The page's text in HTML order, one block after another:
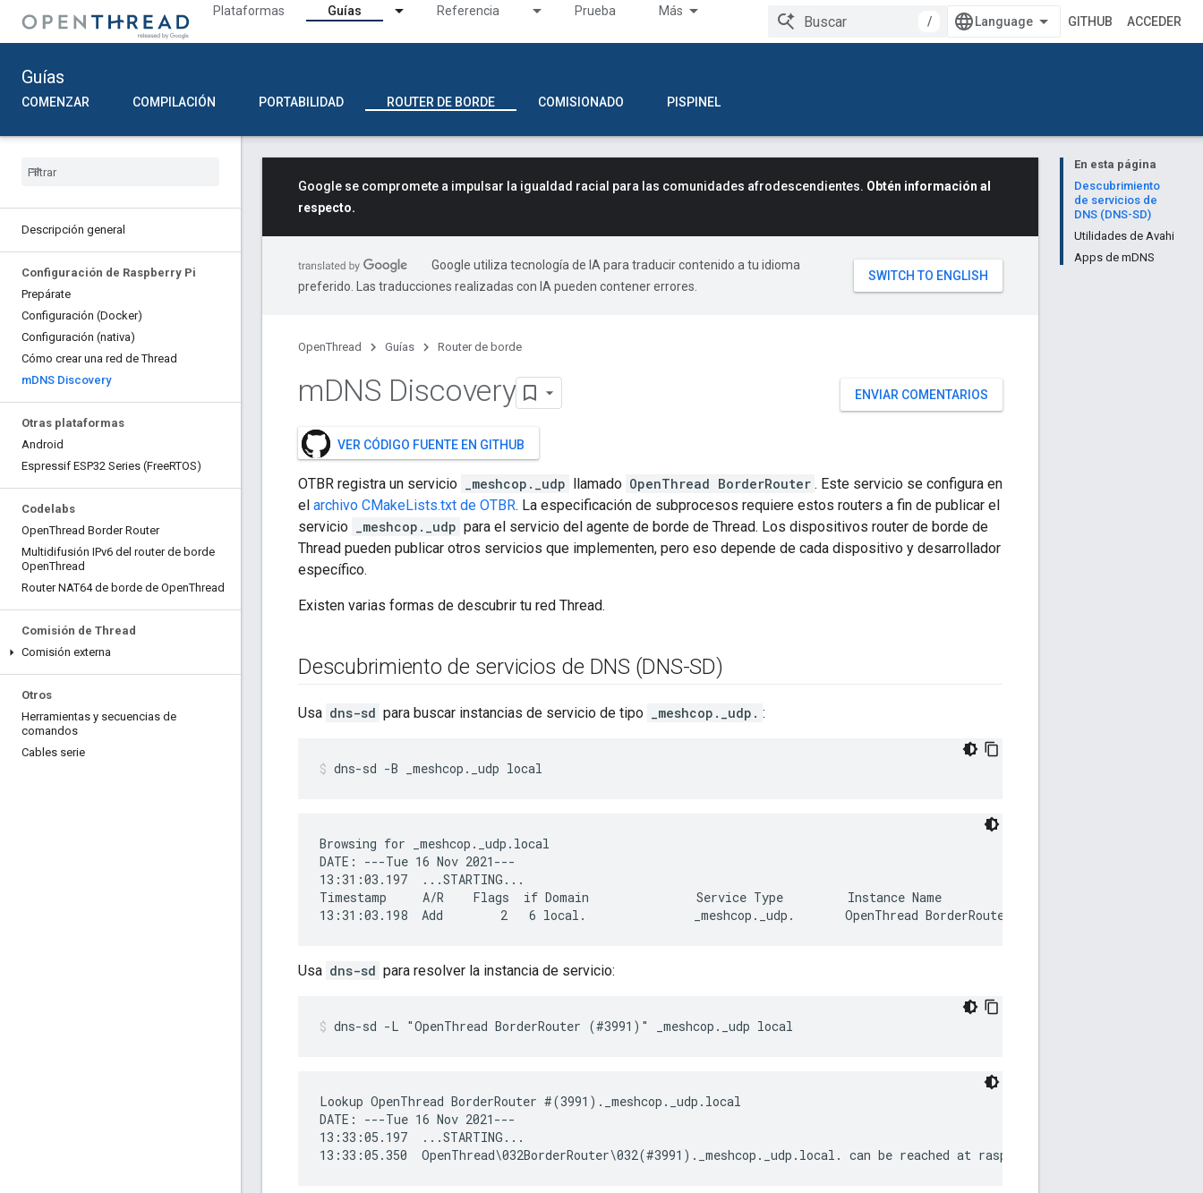
Plataformas Guías Referencia Prueba Más
/ GITHUB ACCEDER
Guías
COMENZAR COMPILACIÓN PORTABILIDAD ROUTER DE BORDE COMISIONADO PISPINEL
Descripción general
Configuración de Raspberry Pi
Prepárate
Configuración (Docker)
Configuración (nativa)
Cómo crear una red de Thread
mDNS Discovery
Otras plataformas
Android
Espressif ESP32 Series (FreeRTOS)
Codelabs
OpenThread Border Router
Multidifusión IPv6 del router de borde
OpenThread
Router NAT64 de borde de OpenThread
Comisión de Thread
Comisión externa
Otros
Herramientas y secuencias de
comandos
Cables serie
En esta página
Descubrimiento
de servicios de
DNS (DNS-SD)
Utilidades de Avahi
Apps de mDNS
Google se compromete a impulsar la igualdad racial para las comunidades afrodescendientes. Obtén información al
respecto.
Google utiliza tecnología de IA para traducir contenido a tu idioma
preferido. Las traducciones realizadas con IA pueden contener errores.
OpenThread Guías Router de borde
ENVIAR COMENTARIOS
mDNS Discovery
VER CÓDIGO FUENTE EN GITHUB
OTBR registra un servicio _meshcop._udp llamado OpenThread BorderRouter . Este servicio se configura en
el archivo CMakeLists.txt de OTBR. La especificación de subprocesos requiere estos routers a fin de publicar el
servicio
_meshcop._udp para el servicio del agente de borde de Thread. Los dispositivos router de borde de
Thread pueden publicar otros servicios que implementen, pero eso depende de cada dispositivo y desarrollador
específico.
Existen varias formas de descubrir tu red Thread.
Descubrimiento de servicios de DNS (DNS-SD)
Usa dns-sd para buscar instancias de servicio de tipo _meshcop._udp. :
dns-sd -B _meshcop._udp local
Browsing for _meshcop._udp.local
DATE: ---Tue 16 Nov 2021---
13:31:03.197  ...STARTING...
Timestamp     A/R    Flags  if Domain               Service Type         Instance Name
Usa dns-sd para resolver la instancia de servicio:
dns-sd -L "OpenThread BorderRouter (#3991)" _meshcop._udp local
Lookup OpenThread BorderRouter #(3991)._meshcop._udp.local
DATE: ---Tue 16 Nov 2021---
13:33:05.197  ...STARTING...